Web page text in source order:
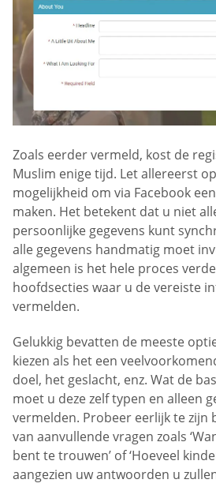
Zoals eerder vermeld, kost de
Muslim enige tijd. Let allereerst
mogelijkheid om via Facebook
maken. Het betekent dat u niet
persoonlijke gegevens kunt
alle gegevens handmatig moet
algemeen is het hele proces
hoofdsecties waar u de vereiste
vermelden.
Gelukkig bevatten de meeste
kiezen als het een
doel, het geslacht, enz. Wat de
moet u deze zelf typen en alleen
vermelden. Probeer eerlijk te zijn
van aanvullende vragen zoals
bent te trouwen’ of ‘Hoeveel
aangezien uw antwoorden u